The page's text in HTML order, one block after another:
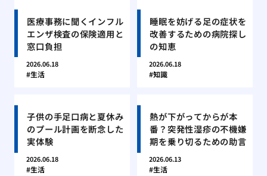
医療事務に聞くインフル
エンザ検査の保険適用と
窓口負担
2026.06.18
生活
睡眠を妨げる足の症状を
改善するための病院探し
の知恵
2026.06.18
知識
子供の手足口病と夏休み
のプール計画を断念した
実体験
2026.06.18
生活
熱が下がってからが本
番？突発性湿疹の不機嫌
期を乗り切るための助言
2026.06.13
生活